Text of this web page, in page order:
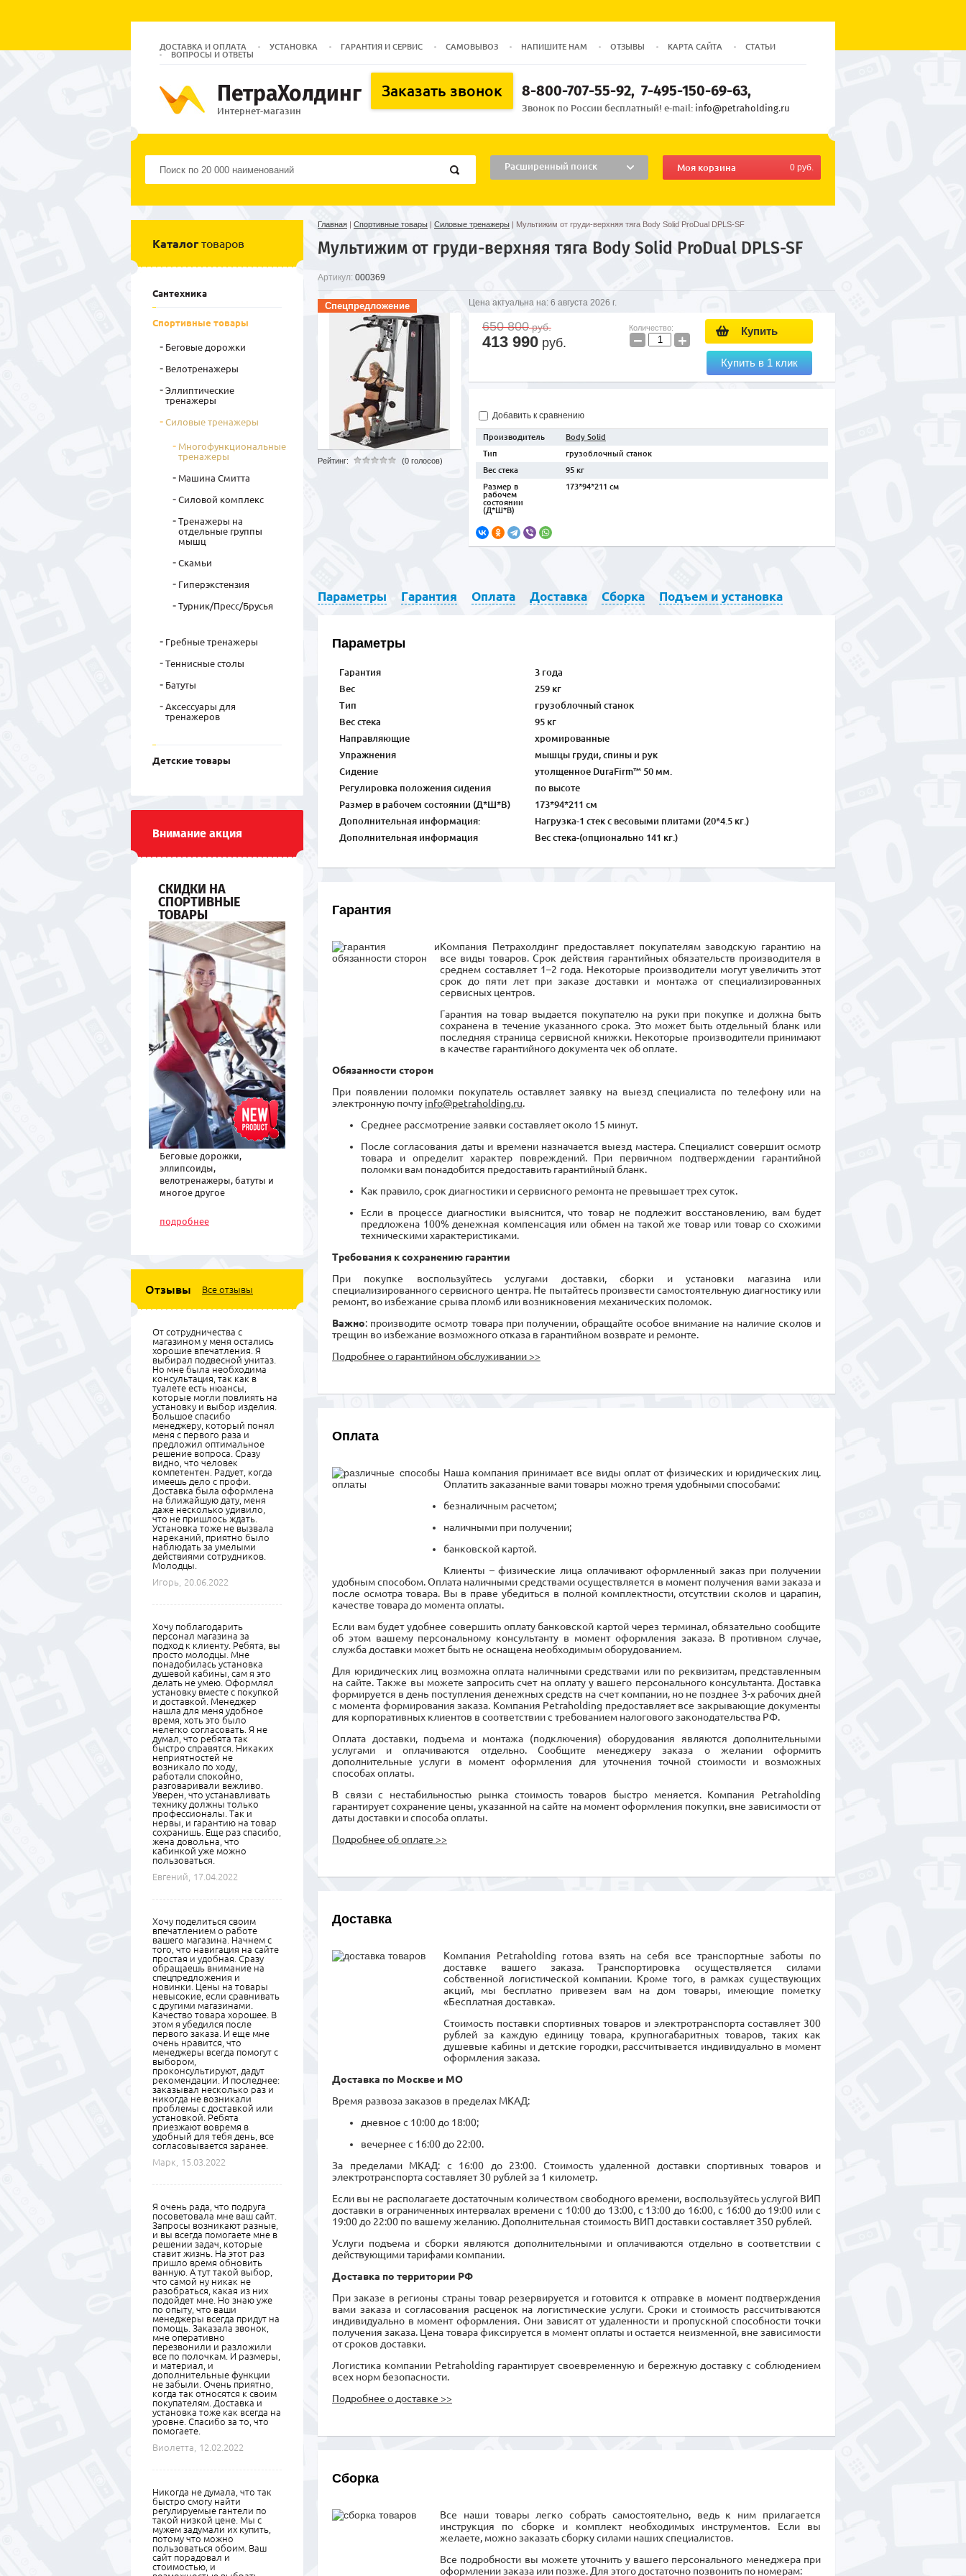
ДОСТАВКА И ОПЛАТА УСТАНОВКА ГАРАНТИЯ И СЕРВИС САМОВЫВОЗ НАПИШИТЕ НАМ ОТЗЫВЫ КАРТА САЙТА
СТАТЬИ
ВОПРОСЫ И ОТВЕТЫ
ПетраХолдинг
Интернет-магазин
Заказать звонок 8-800-707-55-92 7-495-150-69-63
Звонок по России бесплатный! e-mail: info@petraholding.ru
Расширенный поиск Моя корзина 0 руб.
Главная | Спортивные товары | Силовые тренажеры | Мультижим от груди-верхняя тяга Body Solid ProDual DPLS-SF
Мультижим от груди-верхняя тяга Body Solid ProDual DPLS-SF
Артикул: 000369
Спецпредложение
Рейтинг: (0 голосов)
Цена актуальна на: 6 августа 2026 г.
650 800руб.
413 990 руб.
Количество:
− + Купить
Купить в 1 клик
Добавить к сравнению
Производитель
Body Solid
Тип
грузоблочный станок
Вес стека
95 кг
Размер в
рабочем
состоянии
(Д*Ш*В)
173*94*211 см
Параметры Гарантия Оплата Доставка Сборка Подъем и установка
Параметры
Гарантия
3 года
Вес
259 кг
Тип
грузоблочный станок
Вес стека
95 кг
Направляющие
хромированные
Упражнения
мышцы груди, спины и рук
Сидение
утолщенное DuraFirm™ 50 мм.
Регулировка положения сидения
по высоте
Размер в рабочем состоянии (Д*Ш*В)
173*94*211 см
Дополнительная информация:
Нагрузка-1 стек с весовыми плитами (20*4.5 кг.)
Дополнительная информация
Вес стека-(опционально 141 кг.)
Гарантия
Компания Петрахолдинг предоставляет покупателям заводскую гарантию на
все виды товаров. Срок действия гарантийных обязательств производителя в
среднем составляет 1–2 года. Некоторые производители могут увеличить этот
срок до пяти лет при заказе доставки и монтажа от специализированных
сервисных центров.
Гарантия на товар выдается покупателю на руки при покупке и должна быть
сохранена в течение указанного срока. Это может быть отдельный бланк или
последняя страница сервисной книжки. Некоторые производители принимают
в качестве гарантийного документа чек об оплате.
Обязанности сторон
При появлении поломки покупатель оставляет заявку на выезд специалиста по телефону или на
электронную почту info@petraholding.ru.
Среднее рассмотрение заявки составляет около 15 минут.
После согласования даты и времени назначается выезд мастера. Специалист совершит осмотр
товара и определит характер повреждений. При первичном подтверждении гарантийной
поломки вам понадобится предоставить гарантийный бланк.
Как правило, срок диагностики и сервисного ремонта не превышает трех суток.
Если в процессе диагностики выяснится, что товар не подлежит восстановлению, вам будет
предложена 100% денежная компенсация или обмен на такой же товар или товар со схожими
техническими характеристиками.
Требования к сохранению гарантии
При покупке воспользуйтесь услугами доставки, сборки и установки магазина или
специализированного сервисного центра. Не пытайтесь произвести самостоятельную диагностику или
ремонт, во избежание срыва пломб или возникновения механических поломок.
Важно: производите осмотр товара при получении, обращайте особое внимание на наличие сколов и
трещин во избежание возможного отказа в гарантийном возврате и ремонте.
Подробнее о гарантийном обслуживании >>
Оплата
Наша компания принимает все виды оплат от физических и юридических лиц.
Оплатить заказанные вами товары можно тремя удобными способами:
безналичным расчетом;
наличными при получении;
банковской картой.
Клиенты – физические лица оплачивают оформленный заказ при получении
удобным способом. Оплата наличными средствами осуществляется в момент получения вами заказа и
после осмотра товара. Вы в праве убедиться в полной комплектности, отсутствии сколов и царапин,
качестве товара до момента оплаты.
Если вам будет удобнее совершить оплату банковской картой через терминал, обязательно сообщите
об этом вашему персональному консультанту в момент оформления заказа. В противном случае,
служба доставки может быть не оснащена необходимым оборудованием.
Для юридических лиц возможна оплата наличными средствами или по реквизитам, представленным
на сайте. Также вы можете запросить счет на оплату у вашего персонального консультанта. Доставка
формируется в день поступления денежных средств на счет компании, но не позднее 3-х рабочих дней
с момента формирования заказа. Компания Petraholding предоставляет все закрывающие документы
для корпоративных клиентов в соответствии с требованием налогового законодательства РФ.
Оплата доставки, подъема и монтажа (подключения) оборудования являются дополнительными
услугами и оплачиваются отдельно. Сообщите менеджеру заказа о желании оформить
дополнительные услуги в момент оформления для уточнения точной стоимости и возможных
способах оплаты.
В связи с нестабильностью рынка стоимость товаров быстро меняется. Компания Petraholding
гарантирует сохранение цены, указанной на сайте на момент оформления покупки, вне зависимости от
даты доставки и способа оплаты.
Подробнее об оплате >>
Доставка
Компания Petraholding готова взять на себя все транспортные заботы по
доставке вашего заказа. Транспортировка осуществляется силами
собственной логистической компании. Кроме того, в рамках существующих
акций, мы бесплатно привезем вам на дом товары, имеющие пометку
«Бесплатная доставка».
Стоимость поставки спортивных товаров и электротранспорта составляет 300
рублей за каждую единицу товара, крупногабаритных товаров, таких как
душевые кабины и детские городки, рассчитывается индивидуально в момент
оформления заказа.
Доставка по Москве и МО
Время развоза заказов в пределах МКАД:
дневное с 10:00 до 18:00;
вечернее с 16:00 до 22:00.
За пределами МКАД: с 16:00 до 23:00. Стоимость удаленной доставки спортивных товаров и
электротранспорта составляет 30 рублей за 1 километр.
Если вы не располагаете достаточным количеством свободного времени, воспользуйтесь услугой ВИП
доставки в ограниченных интервалах времени с 10:00 до 13:00, с 13:00 до 16:00, с 16:00 до 19:00 или с
19:00 до 22:00 по вашему желанию. Дополнительная стоимость ВИП доставки составляет 350 рублей.
Услуги подъема и сборки являются дополнительными и оплачиваются отдельно в соответствии с
действующими тарифами компании.
Доставка по территории РФ
При заказе в регионы страны товар резервируется и готовится к отправке в момент подтверждения
вами заказа и согласования расценок на логистические услуги. Сроки и стоимость рассчитываются
индивидуально в момент оформления. Они зависят от удаленности и пропускной способности точки
получения заказа. Цена товара фиксируется в момент оплаты и остается неизменной, вне зависимости
от сроков доставки.
Логистика компании Petraholding гарантирует своевременную и бережную доставку с соблюдением
всех норм безопасности.
Подробнее о доставке >>
Сборка
Все наши товары легко собрать самостоятельно, ведь к ним прилагается
инструкция по сборке и комплект необходимых инструментов. Если вы
желаете, можно заказать сборку силами наших специалистов.
Все подробности вы можете уточнить у вашего персонального менеджера при
оформлении заказа или позже. Для этого достаточно позвонить по номерам:
Каталог товаров
Сантехника
Спортивные товары
Беговые дорожки
Велотренажеры
Эллиптические
тренажеры
Силовые тренажеры
Многофункциональные
тренажеры
Машина Смитта
Силовой комплекс
Тренажеры на
отдельные группы
мышц
Скамьи
Гиперэкстензия
Турник/Пресс/Брусья
Гребные тренажеры
Теннисные столы
Батуты
Аксессуары для
тренажеров
Детские товары
Внимание акция
СКИДКИ НА
СПОРТИВНЫЕ
ТОВАРЫ
Беговые дорожки,
эллипсоиды,
велотренажеры, батуты и
многое другое
оборудование по низким
ценам
подробнее
Отзывы Все отзывы
От сотрудничества с
магазином у меня остались
хорошие впечатления. Я
выбирал подвесной унитаз.
Но мне была необходима
консультация, так как в
туалете есть нюансы,
которые могли повлиять на
установку и выбор изделия.
Большое спасибо
менеджеру, который понял
меня с первого раза и
предложил оптимальное
решение вопроса. Сразу
видно, что человек
компетентен. Радует, когда
имеешь дело с профи.
Доставка была оформлена
на ближайшую дату, меня
даже несколько удивило,
что не пришлось ждать.
Установка тоже не вызвала
нареканий, приятно было
наблюдать за умелыми
действиями сотрудников.
Молодцы.
Игорь,
20.06.2022
Хочу поблагодарить
персонал магазина за
подход к клиенту. Ребята, вы
просто молодцы. Мне
понадобилась установка
душевой кабины, сам я это
делать не умею. Оформлял
установку вместе с покупкой
и доставкой. Менеджер
нашла для меня удобное
время, хоть это было
нелегко согласовать. Я не
думал, что ребята так
быстро справятся. Никаких
неприятностей не
возникало по ходу,
работали спокойно,
разговаривали вежливо.
Уверен, что устанавливать
технику должны только
профессионалы. Так и
нервы, и гарантию на товар
сохранишь. Еще раз спасибо,
жена довольна, что
кабинкой уже можно
пользоваться.
Евгений,
17.04.2022
Хочу поделиться своим
впечатлением о работе
вашего магазина. Начнем с
того, что навигация на сайте
простая и удобная. Сразу
обращаешь внимание на
спецпредложения и
новинки. Цены на товары
невысокие, если сравнивать
с другими магазинами.
Качество товара хорошее. В
этом я убедился после
первого заказа. И еще мне
очень нравится, что
менеджеры всегда помогут с
выбором,
проконсультируют, дадут
рекомендации. И последнее:
заказывал несколько раз и
никогда не возникали
проблемы с доставкой или
установкой. Ребята
приезжают вовремя в
удобный для тебя день, все
согласовывается заранее.
Марк,
15.03.2022
Я очень рада, что подруга
посоветовала мне ваш сайт.
Запросы возникают разные,
и вы всегда помогаете мне в
решении задач, которые
ставит жизнь. На этот раз
пришло время обновить
ванную. А тут такой выбор,
что самой ну никак не
разобраться, какая из них
подойдет мне. Но знаю уже
по опыту, что ваши
менеджеры всегда придут на
помощь. Заказала звонок,
мне оперативно
перезвонили и разложили
все по полочкам. И размеры,
и материал, и
дополнительные функции
не забыли. Очень приятно,
когда так относятся к своим
покупателям. Доставка и
установка тоже как всегда на
уровне. Спасибо за то, что
помогаете.
Виолетта,
12.02.2022
Никогда не думала, что так
быстро смогу найти
регулируемые гантели по
такой низкой цене. Мы с
мужем задумали их купить,
потому что можно
пользоваться обоим. Ваш
сайт порадовал и
стоимостью, и